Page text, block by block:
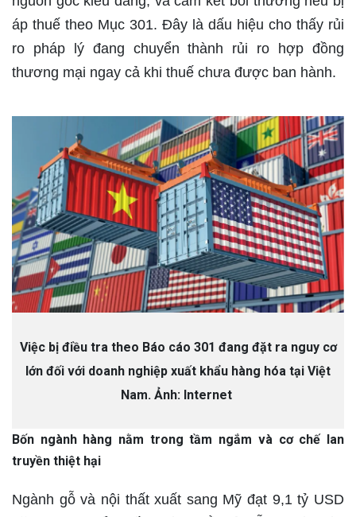
áp thuế theo Mục 301. Đây là dấu hiệu cho thấy rủi
ro pháp lý đang chuyển thành rủi ro hợp đồng
thương mại ngay cả khi thuế chưa được ban hành.
Việc bị điều tra theo Báo cáo 301 đang đặt ra nguy cơ
lớn đối với doanh nghiệp xuất khẩu hàng hóa tại Việt
Nam. Ảnh: Internet
Bốn ngành hàng nằm trong tầm ngắm và cơ chế lan
truyền thiệt hại
Ngành gỗ và nội thất xuất sang Mỹ đạt 9,1 tỷ USD